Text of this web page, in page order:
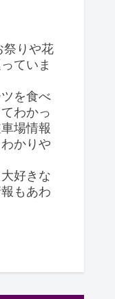
祭りや花
ていま
を食べ
わかっ
場情報
かりや
好きな
もあわ